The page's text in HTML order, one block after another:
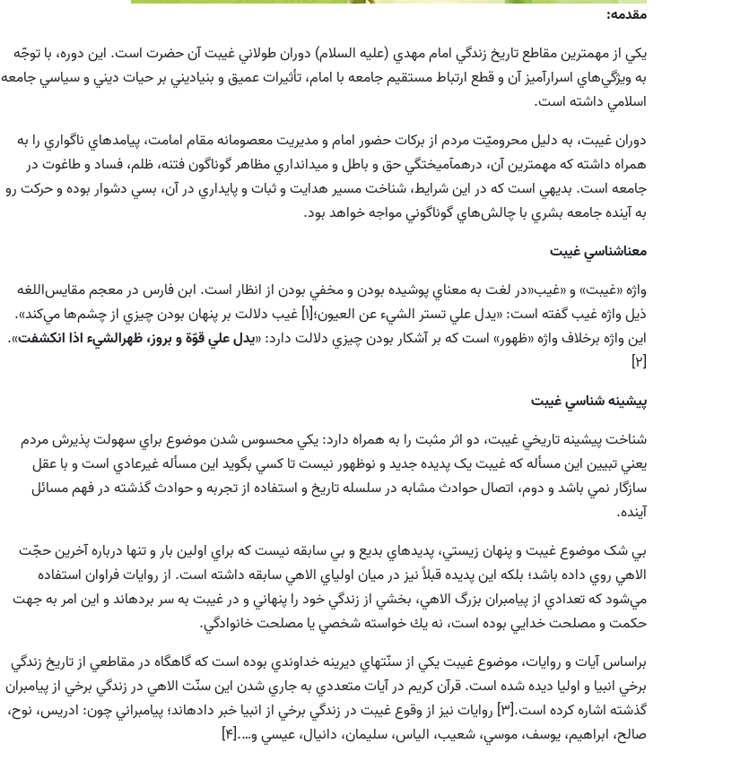
مقدمه:
يكي از مهمترين مقاطع تاريخ زندگي امام مهدي (علیه السلام) دوران طولاني غيبت آن حضرت است. اين دوره، با توجّه
به ويژگي‌هاي اسرارآميز آن و قطع ارتباط مستقيم جامعه با امام، تأثيرات عميق و بنياديني بر حيات ديني و سياسي جامعه
اسلامي داشته است.
دوران غيبت، به دليل محروميّت مردم از بركات حضور امام و مديريت معصومانه مقام امامت، پيامدهاي ناگواري را به
همراه داشته كه مهمترين آن، درهمآميختگي حق و باطل و ميدانداري مظاهر گوناگون فتنه، ظلم، فساد و طاغوت در
جامعه است. بديهي است که در اين شرايط، شناخت مسير هدايت و ثبات و پايداري در آن، بسي دشوار بوده و حركت رو
به آينده جامعه بشري با چالش‌هاي گوناگوني مواجه خواهد بود.
معناشناسي غيبت
واژه «غيبت» و «غيب‌«در لغت‌ به‌ معناي‌ پوشيده بودن و مخفي بودن از انظار است‌. ابن‌ فارس‌ در معجم‌ مقايس‌اللغه‌
ذيل واژه غيب گفته است: «يدل‌ علي‌ تستر الشيء عن‌ العيون‌؛[1] غيب‌ دلالت‌ بر پنهان‌ بودن‌ چيزي‌ از چشم‌ها مي‌كند».
اين واژه برخلاف واژه‌ «ظهور» است كه بر آشكار بودن‌ چيزي‌ دلالت‌ دارد: «يدل‌ علي‌ قوّة و بروز، ظهرالشي‌ء اذا انكشفت».
[2]
پيشينه شناسي غيبت
شناخت پيشينه تاريخي غيبت، دو اثر مثبت را به همراه دارد: يکي محسوس شدن موضوع براي سهولت پذيرش مردم
يعني تبيين اين مسأله که غيبت يک پديده جديد و نوظهور نيست تا کسي بگويد اين مسأله غيرعادي است و با عقل
سازگار نمي باشد و دوم، اتصال حوادث مشابه در سلسله تاريخ و استفاده از تجربه و حوادث گذشته در فهم مسائل
آينده.
بي شک موضوع غيبت و پنهان زيستي، پديده‏اي بديع و بي سابقه نيست كه براي اولين بار و تنها درباره آخرين حجّت
الاهي روي داده باشد؛ بلكه اين پديده قبلاً نيز در ميان اولياي الاهي سابقه داشته است. از روايات فراوان استفاده
مي‌شود كه تعدادي از پيامبران بزرگ الاهي، بخشي از زندگي خود را پنهاني و در غيبت به سر برده‏اند و اين امر به جهت
حكمت و مصلحت خدايي بوده است، نه يك خواسته شخصي يا مصلحت خانوادگي.
براساس آيات و روايات، موضوع غيبت يكي از سنّت‏هاي ديرينه خداوندي بوده است که گاهگاه در مقاطعي از تاريخ زندگي
برخي انبيا و اوليا ديده شده است. قرآن كريم در آيات متعددي به جاري شدن اين سنّت الاهي در زندگي برخي از پيامبران
گذشته اشاره کرده است.[3] روايات نيز از وقوع غيبت در زندگي برخي از انبيا خبر دادهاند؛ پيامبراني چون: ادريس، نوح،
صالح، ابراهيم، يوسف، موسي، شعيب، الياس، سليمان، دانيال، عيسي و….[4]